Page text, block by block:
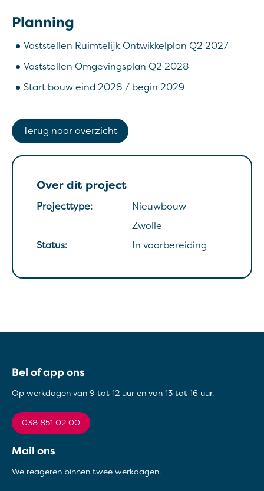
Planning
Vaststellen Ruimtelijk Ontwikkelplan Q2 2027
Vaststellen Omgevingsplan Q2 2028
Start bouw eind 2028 / begin 2029
Terug naar overzicht
Over dit project
Projecttype:
Nieuwbouw
Zwolle
Status:
In voorbereiding
Contactinformatie
Bel of app ons
Op werkdagen van 9 tot 12 uur en van 13 tot 16 uur.
038 851 02 00
Mail ons
We reageren binnen twee werkdagen.